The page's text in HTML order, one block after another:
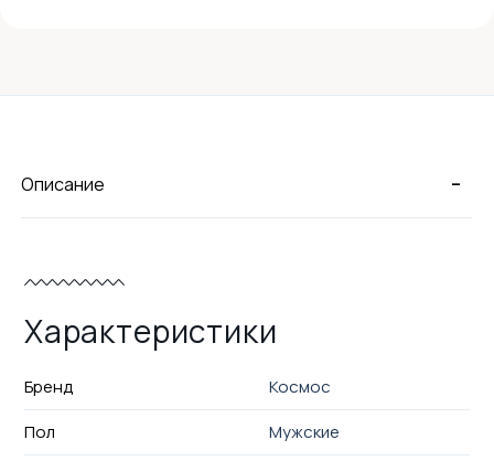
-
Описание
Характеристики
Бренд
Космос
Пол
Мужские